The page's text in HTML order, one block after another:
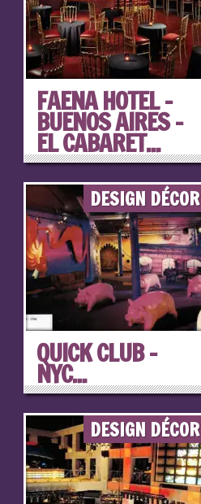
FAENA HOTEL –
BUENOS AIRES –
EL CABARET...
DESIGN DÉCOR
QUICK CLUB –
NYC...
DESIGN DÉCOR